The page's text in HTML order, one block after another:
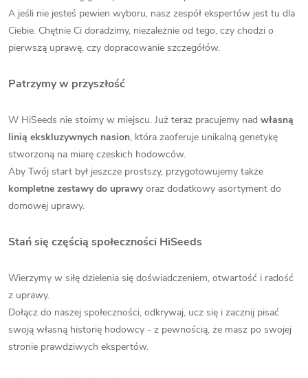
A jeśli nie jesteś pewien wyboru, nasz zespół ekspertów jest tu dla
Ciebie. Chętnie Ci doradzimy, niezależnie od tego, czy chodzi o
pierwszą uprawę, czy dopracowanie szczegółów.
Patrzymy w przyszłość
W HiSeeds nie stoimy w miejscu. Już teraz pracujemy nad własną
linią ekskluzywnych nasion, która zaoferuje unikalną genetykę
stworzoną na miarę czeskich hodowców.
Aby Twój start był jeszcze prostszy, przygotowujemy także
kompletne zestawy do uprawyoraz dodatkowy asortyment do
domowej uprawy.
Stań się częścią społeczności HiSeeds
Wierzymy w siłę dzielenia się doświadczeniem, otwartość i radość
z uprawy.
Dołącz do naszej społeczności, odkrywaj, ucz się i zacznij pisać
swoją własną historię hodowcy - z pewnością, że masz po swojej
stronie prawdziwych ekspertów.